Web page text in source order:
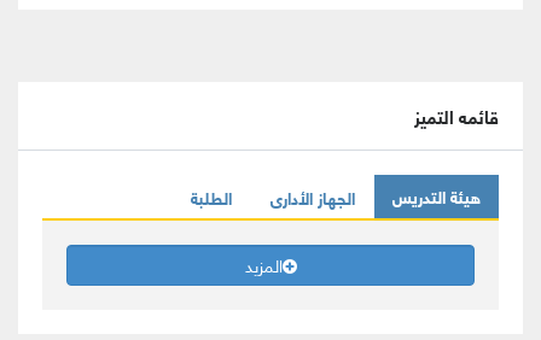
قائمه التميز
هيئة التدريس الجهاز الأدارى الطلبة
المزيد